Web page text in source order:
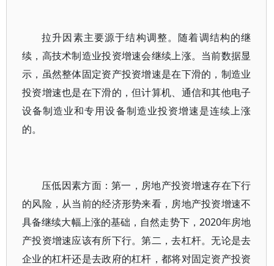
拉升因素主要源于结构调整。随着调结构的继
续，高技术制造业投资增速会继续上涨。当前数据显
示，虽然整体固定资产投资增速是在下滑的，制造业
投资增速也是在下滑的，但计算机、通信和其他电子
设备制造业和专用设备制造业投资增速是连续上涨
的。
压低因素方面：第一，房地产投资增速存在下行
的风险，从当前的经济形势来看，房地产投资增速不
具备继续大幅上涨的基础，自然走势下，2020年房地
产投资增速应该有所下行。第二，去杠杆。无论是去
企业的杠杆还是去政府的杠杆，都将对固定资产投资